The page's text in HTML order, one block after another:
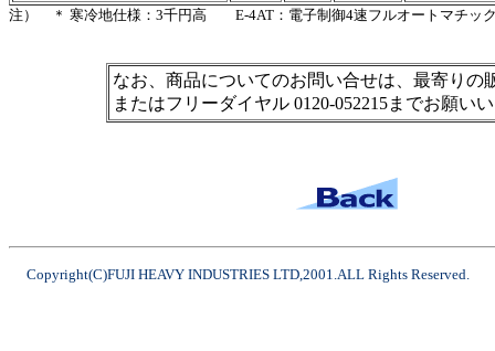
注） ＊ 寒冷地仕様：3千円高 E-4AT：電子制御4速フルオートマチッ
なお、商品についてのお問い合せは、最寄りの
またはフリーダイヤル 0120-052215までお願い
Copyright(C)FUJI HEAVY INDUSTRIES LTD,2001.ALL Rights Reserved.